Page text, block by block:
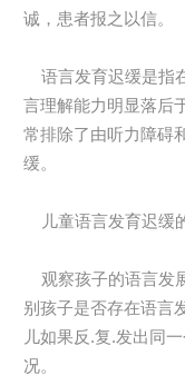
诚，患者报之以信。
语言发育迟缓是指
言理解能力明显落后
常排除了由听力障碍
缓。
儿童语言发育迟缓
观察孩子的语言发
别孩子是否存在语言
儿如果反.复.发出同
况。